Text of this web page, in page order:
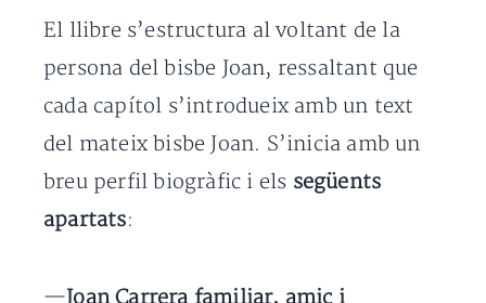
El llibre s’estructura al voltant de la
persona del bisbe Joan, ressaltant que
cada capítol s’introdueix amb un text
del mateix bisbe Joan. S’inicia amb un
breu perfil biogràfic i els següents
apartats: